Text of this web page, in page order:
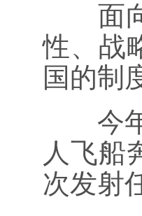
面向
性、战
国的制
今年5
人飞船
次发射